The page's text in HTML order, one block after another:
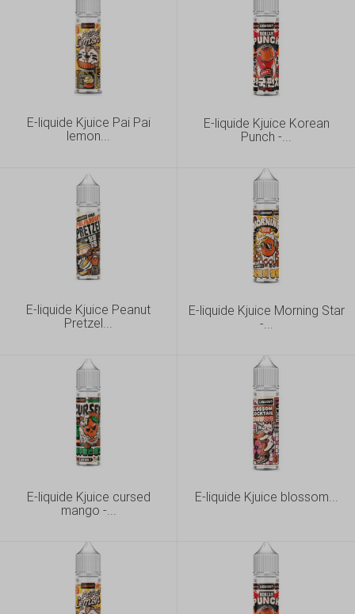
E-liquide Kjuice Pai Pai
lemon...
E-liquide Kjuice Korean
Punch -...
E-liquide Kjuice Peanut
Pretzel...
E-liquide Kjuice Morning Star
-...
E-liquide Kjuice cursed
mango -...
E-liquide Kjuice blossom...